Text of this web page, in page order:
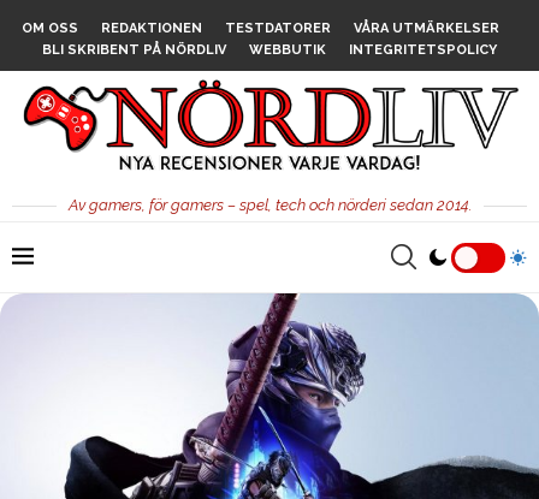
OM OSS REDAKTIONEN TESTDATORER
VÅRA UTMÄRKELSER
BLI SKRIBENT PÅ NÖRDLIV
WEBBUTIK INTEGRITETSPOLICY
Av gamers, för gamers – spel, tech och nörderi sedan 2014.